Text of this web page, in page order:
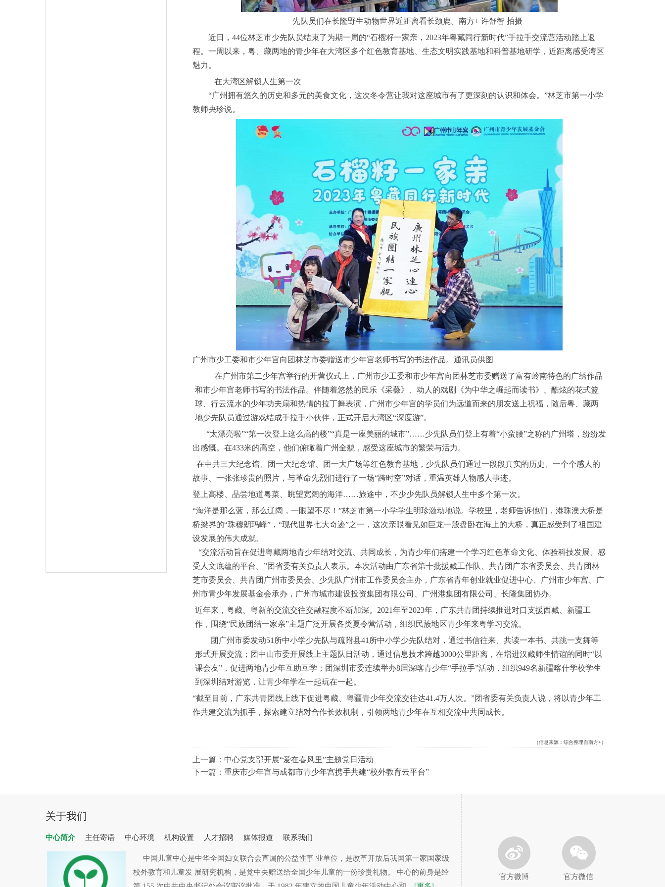
先队员们在长隆野生动物世界近距离看长颈鹿。南方+ 许舒智 拍摄
近日，44位林芝市少先队员结束了为期一周的“石榴籽一家亲，2023年粤藏同行新时代”手拉手交流营活动踏上返
程。一周以来，粤、藏两地的青少年在大湾区多个红色教育基地、生态文明实践基地和科普基地研学，近距离感受湾区
魅力。
在大湾区解锁人生第一次
“广州拥有悠久的历史和多元的美食文化，这次冬令营让我对这座城市有了更深刻的认识和体会。”林芝市第一小学
教师央珍说。
广州市少工委和市少年宫向团林芝市委赠送市少年宫老师书写的书法作品。通讯员供图
在广州市第二少年宫举行的开营仪式上，广州市少工委和市少年宫向团林芝市委赠送了富有岭南特色的广绣作品
和市少年宫老师书写的书法作品。伴随着悠然的民乐《采薇》、动人的戏剧《为中华之崛起而读书》、酷炫的花式篮
球、行云流水的少年功夫扇和热情的拉丁舞表演，广州市少年宫的学员们为远道而来的朋友送上祝福，随后粤、藏两
地少先队员通过游戏结成手拉手小伙伴，正式开启大湾区“深度游”。
“太漂亮啦”“第一次登上这么高的楼”“真是一座美丽的城市”……少先队员们登上有着“小蛮腰”之称的广州塔，纷纷发
出感慨。在433米的高空，他们俯瞰着广州全貌，感受这座城市的繁荣与活力。
在中共三大纪念馆、团一大纪念馆、团一大广场等红色教育基地，少先队员们通过一段段真实的历史、一个个感人的
故事、一张张珍贵的照片，与革命先烈们进行了一场“跨时空”对话，重温英雄人物感人事迹。
登上高楼、品尝地道粤菜、眺望宽阔的海洋……旅途中，不少少先队员解锁人生中多个第一次。
“海洋是那么蓝，那么辽阔，一眼望不尽！”林芝市第一小学学生明珍激动地说。学校里，老师告诉他们，港珠澳大桥是
桥梁界的“珠穆朗玛峰”，“现代世界七大奇迹”之一，这次亲眼看见如巨龙一般盘卧在海上的大桥，真正感受到了祖国建
设发展的伟大成就。
“交流活动旨在促进粤藏两地青少年结对交流、共同成长，为青少年们搭建一个学习红色革命文化、体验科技发展、感
受人文底蕴的平台。”团省委有关负责人表示。本次活动由广东省第十批援藏工作队、共青团广东省委员会、共青团林
芝市委员会、共青团广州市委员会、少先队广州市工作委员会主办，广东省青年创业就业促进中心、广州市少年宫、广
州市青少年发展基金会承办，广州市城市建设投资集团有限公司、广州港集团有限公司、长隆集团协办。
近年来，粤藏、粤新的交流交往交融程度不断加深。2021年至2023年，广东共青团持续推进对口支援西藏、新疆工
作，围绕“民族团结一家亲”主题广泛开展各类夏令营活动，组织民族地区青少年来粤学习交流。
团广州市委发动51所中小学少先队与疏附县41所中小学少先队结对，通过书信往来、共读一本书、共跳一支舞等
形式开展交流；团中山市委开展线上主题队日活动，通过信息技术跨越3000公里距离，在增进汉藏师生情谊的同时“以
课会友”，促进两地青少年互助互学；团深圳市委连续举办8届深喀青少年“手拉手”活动，组织949名新疆喀什学校学生
到深圳结对游览，让青少年学在一起玩在一起。
“截至目前，广东共青团线上线下促进粤藏、粤疆青少年交流交往达41.4万人次。”团省委有关负责人说，将以青少年工
作共建交流为抓手，探索建立结对合作长效机制，引领两地青少年在互相交流中共同成长。
（信息来源： 综合整理自南方+）
上一篇：中心党支部开展“爱在春风里”主题党日活动
下一篇：重庆市少年宫与成都市青少年宫携手共建“校外教育云平台”